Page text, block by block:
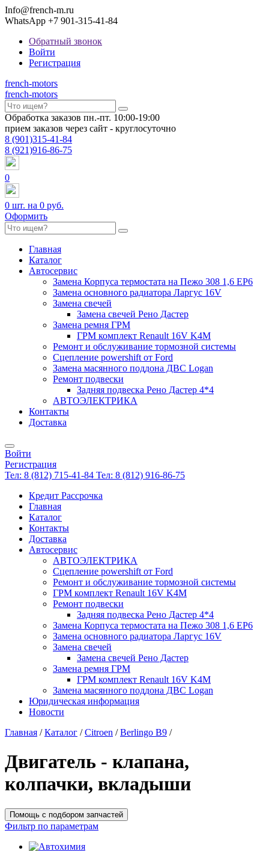
Info@french-m.ru
WhatsApp +7 901-315-41-84
Обратный звонок
Войти
Регистрация
french-motors
french-motors
Обработка заказов пн.-пт. 10:00-19:00
прием заказов через сайт - круглосуточно
8 (901)315-41-84
8 (921)916-86-75
0
0 шт. на 0 руб.
Оформить
Главная
Каталог
Автосервис
Замена Корпуса термостата на Пежо 308 1,6 EP6
Замена основного радиатора Ларгус 16V
Замена свечей
Замена свечей Рено Дастер
Замена ремня ГРМ
ГРМ комплект Renault 16V K4M
Ремонт и обслуживание тормозной системы
Сцепление powershift от Ford
Замена масянного поддона ДВС Logan
Ремонт подвески
Задняя подвеска Рено Дастер 4*4
АВТОЭЛЕКТРИКА
Контакты
Доставка
Войти
Регистрация
Тел: 8 (812) 715-41-84 Тел: 8 (812) 916-86-75
Кредит Рассрочка
Главная
Каталог
Контакты
Доставка
Автосервис
АВТОЭЛЕКТРИКА
Сцепление powershift от Ford
Ремонт и обслуживание тормозной системы
ГРМ комплект Renault 16V K4M
Ремонт подвески
Задняя подвеска Рено Дастер 4*4
Замена Корпуса термостата на Пежо 308 1,6 EP6
Замена основного радиатора Ларгус 16V
Замена свечей
Замена свечей Рено Дастер
Замена ремня ГРМ
ГРМ комплект Renault 16V K4M
Замена масянного поддона ДВС Logan
Юридическая информация
Новости
Главная / Каталог / Citroen / Berlingo B9 /
Двигатель - клапана,
колпачки, вкладыши
Помощь с подбором запчастей
Фильтр по параметрам